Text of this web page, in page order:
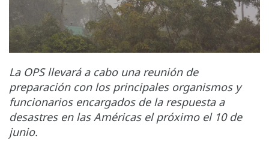
La OPS llevará a cabo una reunión de
preparación con los principales organismos y
funcionarios encargados de la respuesta a
desastres en las Américas el próximo el 10 de
junio.